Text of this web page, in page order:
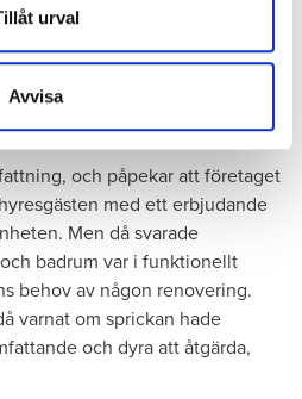
informationen med annan
eller som de har
deras tjänster.
urval
Avvisa
att det är anledningen till att
var nödvändig
och påpekar att företaget
med ett erbjudande
Men då svarade
badrum var i funktionellt
behov av någon renovering.
varnat om sprickan hade
och dyra att åtgärda,